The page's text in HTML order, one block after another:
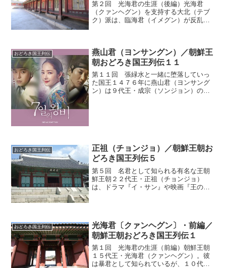
第２回 光海君の生涯（後編）光海君
（クァンヘグン）を支持する大北（テブ
ク）派は、臨海君（イメグン）が反乱を
分を差し置いて王となった弟...
おどろき国王列伝
燕山君（ヨンサングン）／朝鮮王
朝おどろき国王列伝１１
第１１回 張緑水と一緒に堕落していっ
た国王１４７６年に燕山君（ヨンサング
ン）は９代王・成宗（ソンジョン）の長
おどろき国王列伝
正祖（チョンジョ）／朝鮮王朝お
どろき国王列伝５
第５回 名君として知られる有名な王朝
鮮王朝２２代王・正祖（チョンジョ）
は、ドラマ『イ・サン』や映画『王の涙
おどろき国王列伝
光海君〔クァンヘグン〕・前編／
朝鮮王朝おどろき国王列伝１
第１回 光海君の生涯（前編）朝鮮王朝
１５代王・光海君（クァンヘグン）。彼
は暴君として知られているが、１０代